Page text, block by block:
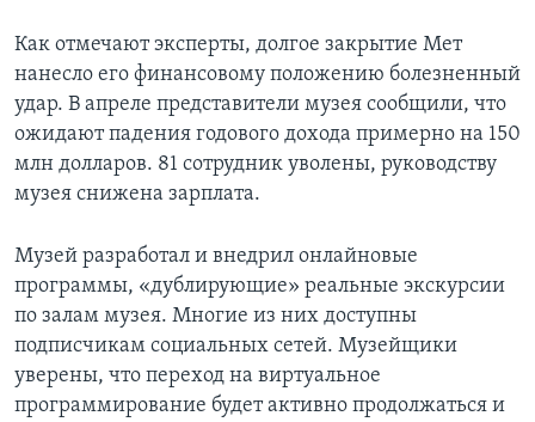
Как отмечают эксперты, долгое закрытие Мет
нанесло его финансовому положению болезненный
удар. В апреле представители музея сообщили, что
ожидают падения годового дохода примерно на 150
млн долларов. 81 сотрудник уволены, руководству
музея снижена зарплата.
Музей разработал и внедрил онлайновые
программы, «дублирующие» реальные экскурсии
по залам музея. Многие из них доступны
подписчикам социальных сетей. Музейщики
уверены, что переход на виртуальное
программирование будет активно продолжаться и